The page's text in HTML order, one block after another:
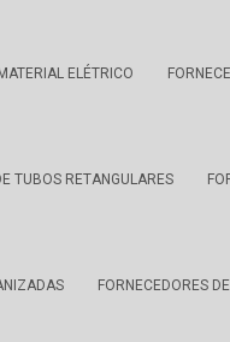
ELÉTRICO
TUBOS RETANGULARES
FORNECEDORES